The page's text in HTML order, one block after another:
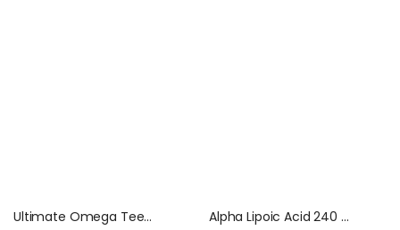
Ultimate Omega Teen Softegel Nordic Naturals Alpha Lipoic Acid 240 Capsulas Nutricost